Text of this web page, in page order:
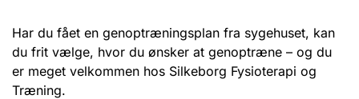
Har du fået en genoptræningsplan fra sygehuset, kan
du frit vælge, hvor du ønsker at genoptræne – og du
er meget velkommen hos Silkeborg Fysioterapi og
Træning.